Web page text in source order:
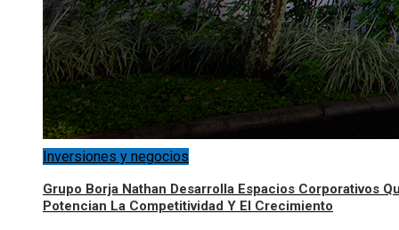
Inversiones y negocios
Grupo Borja Nathan Desarrolla Espacios Corporativos
Potencian La Competitividad Y El Crecimiento